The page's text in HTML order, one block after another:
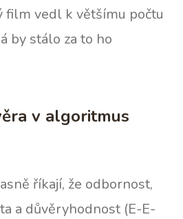
film vedl k většímu počtu
by stálo za to ho
v algoritmus
říkají, že odbornost,
a důvěryhodnost (E-E-